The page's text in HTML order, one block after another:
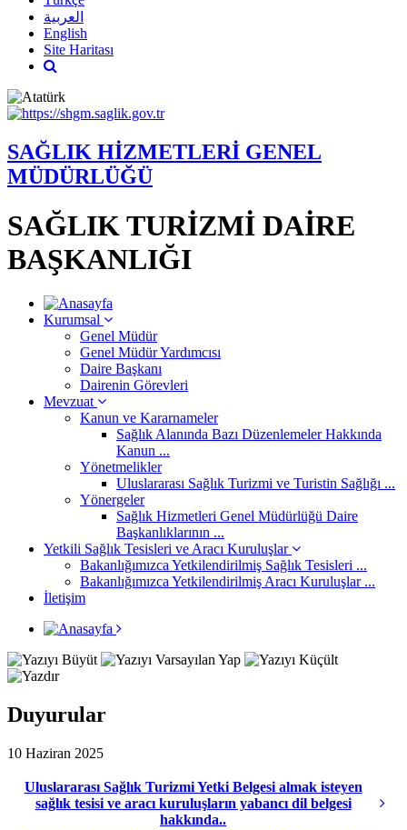
العربية
English
Site Haritası
SAĞLIK HİZMETLERİ GENEL
MÜDÜRLÜĞÜ
SAĞLIK TURİZMİ DAİRE
BAŞKANLIĞI
Kurumsal
Genel Müdür
Genel Müdür Yardımcısı
Daire Başkanı
Dairenin Görevleri
Mevzuat
Kanun ve Kararnameler
Sağlık Alanında Bazı Düzenlemeler Hakkında
Kanun ...
Yönetmelikler
Uluslararası Sağlık Turizmi ve Turistin Sağlığı ...
Yönergeler
Sağlık Hizmetleri Genel Müdürlüğü Daire
Başkanlıklarının ...
Yetkili Sağlık Tesisleri ve Aracı Kuruluşlar
Bakanlığımızca Yetkilendirilmiş Sağlık Tesisleri ...
Bakanlığımızca Yetkilendirilmiş Aracı Kuruluşlar ...
İletişim
Duyurular
10 Haziran 2025
Uluslararası Sağlık Turizmi Yetki Belgesi almak isteyen
sağlık tesisi ve aracı kuruluşların yabancı dil belgesi
hakkında..